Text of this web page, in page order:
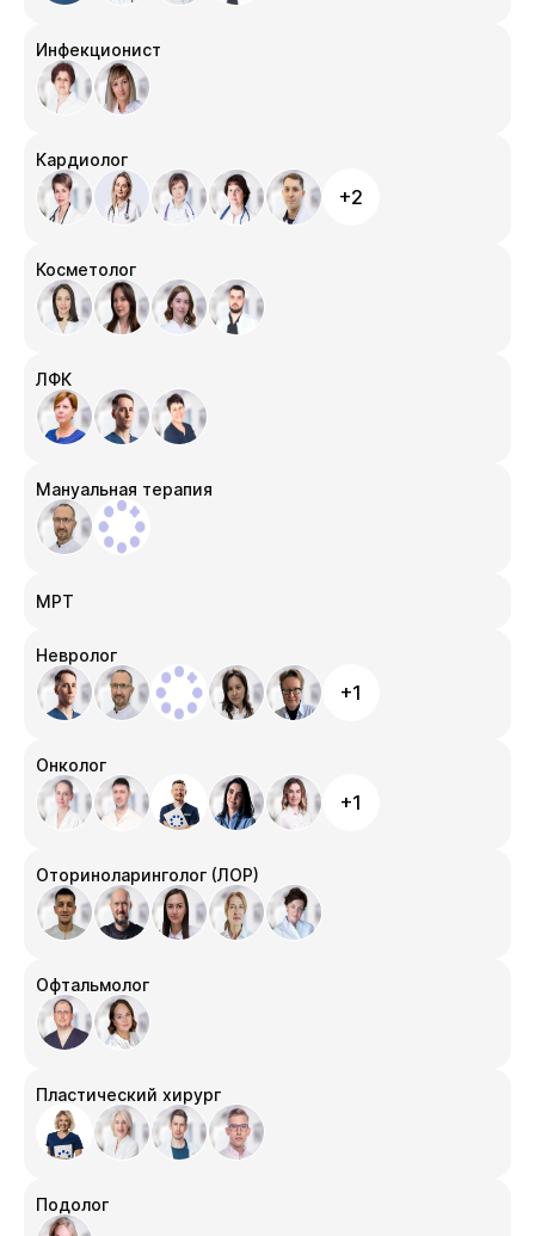
Инфекционист
Кардиолог
+2
Косметолог
ЛФК
Мануальная терапия
МРТ
Невролог
+1
Онколог
+1
Оториноларинголог (ЛОР)
Офтальмолог
Пластический хирург
Подолог